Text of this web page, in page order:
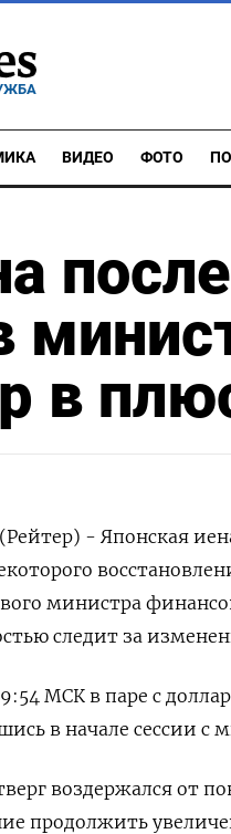
ВИДЕО ФОТО
после
в
- Японская
министра
следит за
МСК в паре с
в начале сессии
воздержался от
продолжить